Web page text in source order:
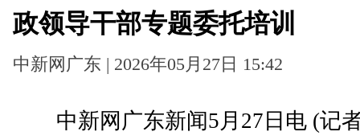
政领导干部专题委托培训
中新网广东 | 2026年05月27日 15:42
中新网广东新闻5月27日电 (记